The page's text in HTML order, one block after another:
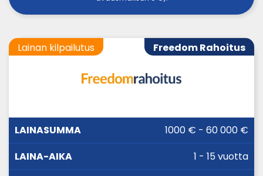
Freedom Rahoitus
Lainan kilpailutus
LAINASUMMA KORKO1000 € - 60 000 €
1 - 15 vuotta